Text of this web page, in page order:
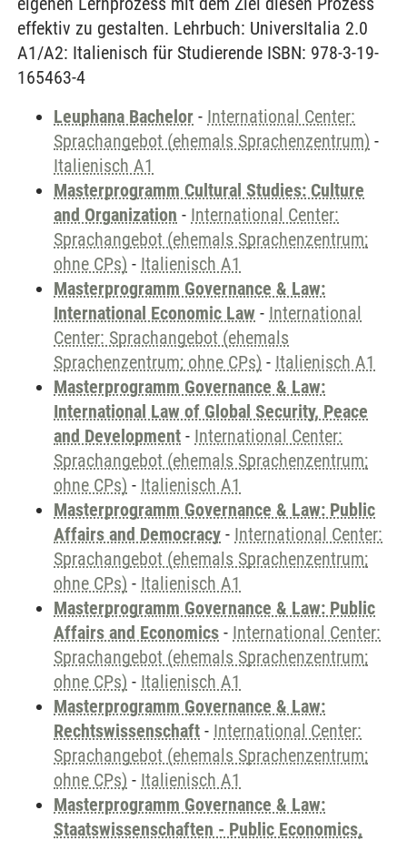
effektiv zu gestalten. Lehrbuch: UniversItalia 2.0
A1/A2: Italienisch für Studierende ISBN: 978-3-19-
165463-4
Leuphana Bachelor - International Center:
Sprachangebot (ehemals Sprachenzentrum) -
Italienisch A1
Masterprogramm Cultural Studies: Culture
and Organization - International Center:
Sprachangebot (ehemals Sprachenzentrum;
ohne CPs) - Italienisch A1
Masterprogramm Governance & Law:
International Economic Law - International
Center: Sprachangebot (ehemals
Sprachenzentrum; ohne CPs) - Italienisch A1
Masterprogramm Governance & Law:
International Law of Global Security, Peace
and Development - International Center:
Sprachangebot (ehemals Sprachenzentrum;
ohne CPs) - Italienisch A1
Masterprogramm Governance & Law: Public
Affairs and Democracy - International Center:
Sprachangebot (ehemals Sprachenzentrum;
ohne CPs) - Italienisch A1
Masterprogramm Governance & Law: Public
Affairs and Economics - International Center:
Sprachangebot (ehemals Sprachenzentrum;
ohne CPs) - Italienisch A1
Masterprogramm Governance & Law:
Rechtswissenschaft - International Center:
Sprachangebot (ehemals Sprachenzentrum;
ohne CPs) - Italienisch A1
Masterprogramm Governance & Law:
Staatswissenschaften - Public Economics,